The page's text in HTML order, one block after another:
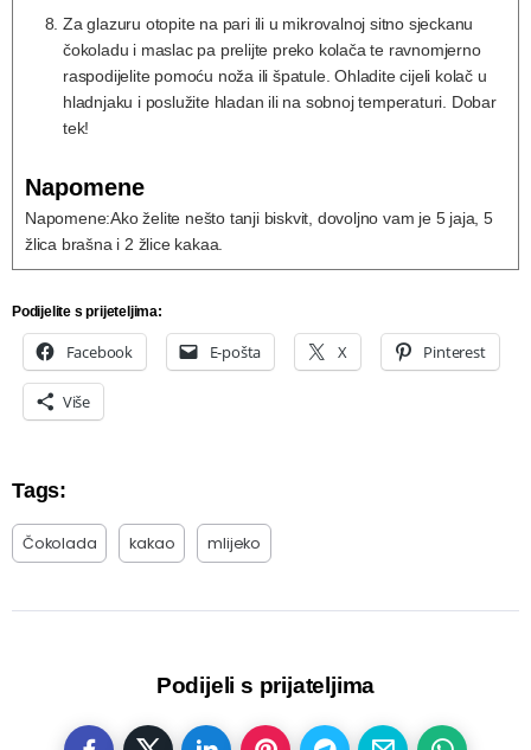
Za glazuru otopite na pari ili u mikrovalnoj sitno sjeckanu
čokoladu i maslac pa prelijte preko kolača te ravnomjerno
raspodijelite pomoću noža ili špatule. Ohladite cijeli kolač u
hladnjaku i poslužite hladan ili na sobnoj temperaturi. Dobar
tek!
Napomene
Napomene:Ako želite nešto tanji biskvit, dovoljno vam je 5 jaja, 5
žlica brašna i 2 žlice kakaa.
Podijelite s prijeteljima:
Facebook E-pošta X Pinterest
Više
Tags:
Čokolada kakao mlijeko
Podijeli s prijateljima